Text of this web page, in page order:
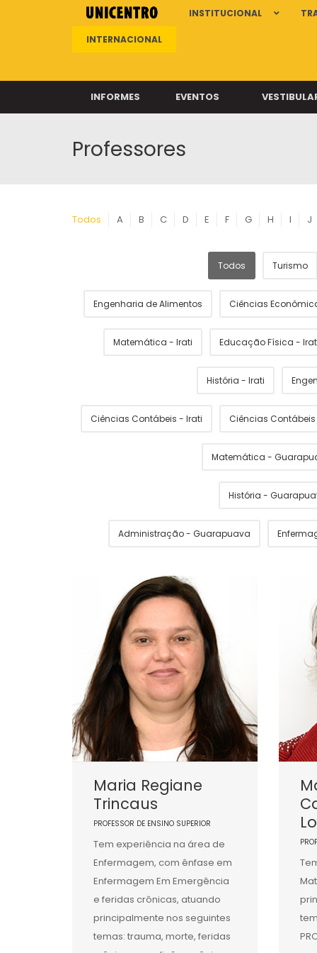
INSTITUCIONAL
INTERNACIONAL
INFORMES EVENTOS
Professores
Todos A B C D E F G H I J
Todos Turismo
Engenharia de Alimentos Ciências
Matemática - Irati Educação Física -
História - Irati
Ciências Contábeis - Irati Ciências
Matemática -
História -
Administração - Guarapuava
Maria Regiane
Trincaus
PROFESSOR DE ENSINO SUPERIOR
Tem experiência na área de
Enfermagem, com ênfase em
Enfermagem Em Emergência
e feridas crônicas, atuando
principalmente nos seguintes
temas: trauma, morte, feridas